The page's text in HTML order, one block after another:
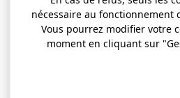
nécessaire au fonctionnement
Vous pourrez modifier votre
moment en cliquant sur